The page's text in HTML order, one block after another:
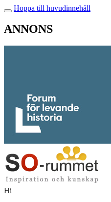
Hoppa till huvudinnehåll
ANNONS
Hi